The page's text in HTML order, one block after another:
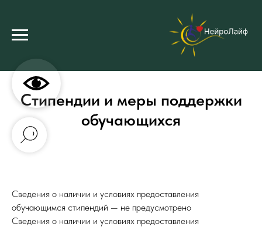
Стипендии и меры поддержки
обучающихся
Сведения о наличии и условиях предоставления
обучающимся стипендий — не предусмотрено
Сведения о наличии и условиях предоставления